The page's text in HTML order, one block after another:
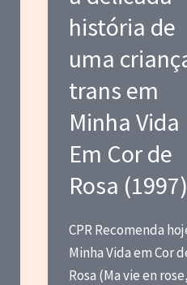
história de
uma
trans em
Minha Vida
Em Cor de
Rosa (1997)
CPR Recomenda
Minha Vida em Cor
Rosa (Ma vie en rose,